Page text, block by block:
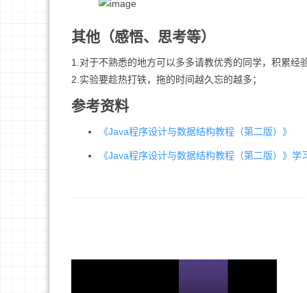
其他（感悟、思考等）
1.对于不熟悉的地方可以多多请教优秀的同学，积累经验
2.实验要趁热打铁，拖的时间越久忘的越多；
参考资料
《Java程序设计与数据结构教程（第二版）》
《Java程序设计与数据结构教程（第二版）》学